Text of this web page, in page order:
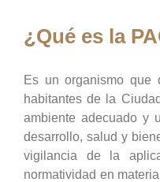
¿Qué es la
Es un organismo que
habitantes de la
ambiente adecuado y
desarrollo, salud y
vigilancia de la
normatividad en